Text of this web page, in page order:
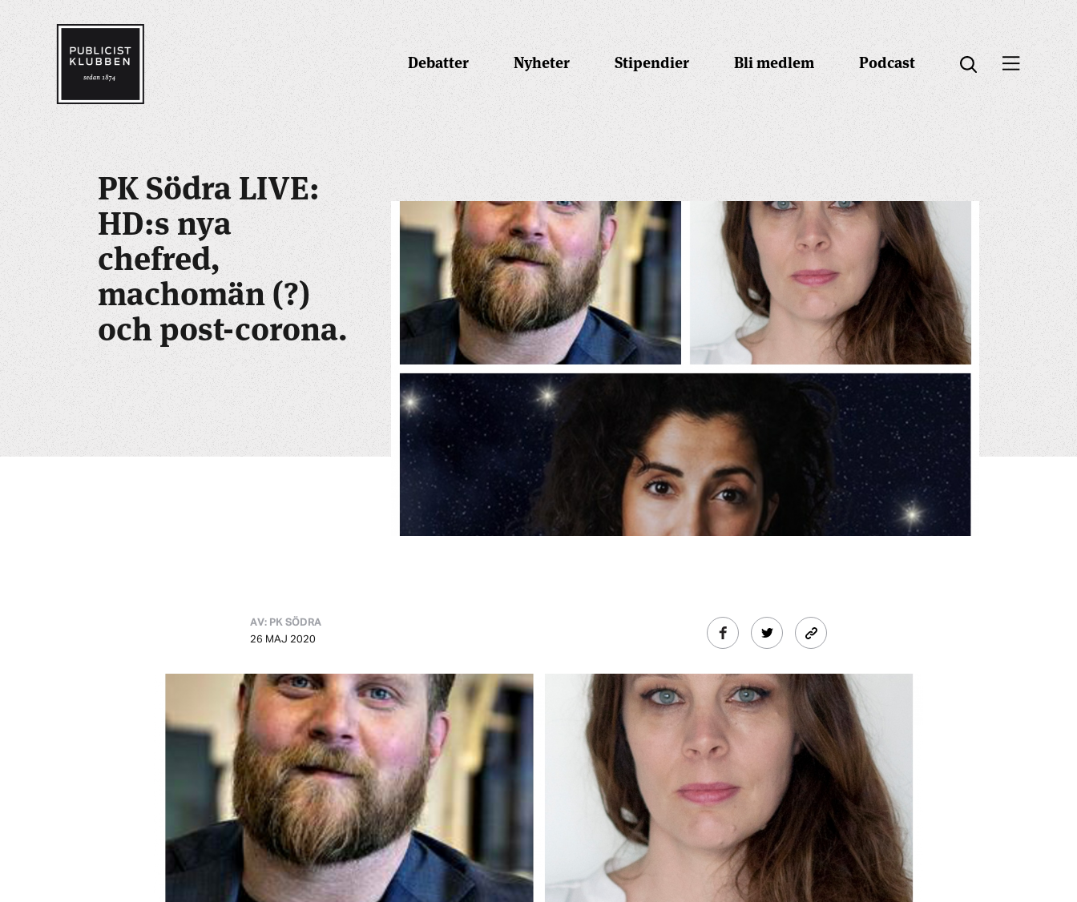
Debatter Nyheter Stipendier Bli medlem Podcast Öppna sök
Öppna menyn
PK Södra LIVE:
HD:s nya
chefred,
machomän (?)
och post-corona.
AV: PK SÖDRA
26 MAJ 2020